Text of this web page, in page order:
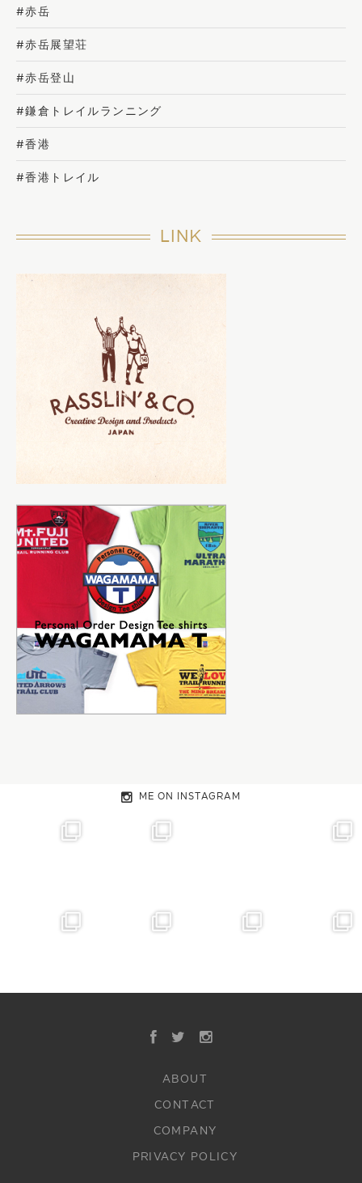
#赤岳
#赤岳展望荘
#赤岳登山
#鎌倉トレイルランニング
#香港
#香港トレイル
LINK
ME ON INSTAGRAM
ABOUT
CONTACT
COMPANY
PRIVACY POLICY